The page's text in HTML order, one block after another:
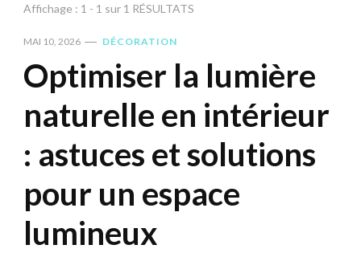
Affichage : 1 - 1 sur 1 RÉSULTATS
MAI 10, 2026 DÉCORATION
Optimiser la lumière
naturelle en intérieur
: astuces et solutions
pour un espace
lumineux